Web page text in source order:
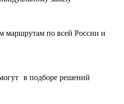
маршрутам по всей России и
в подборе решений